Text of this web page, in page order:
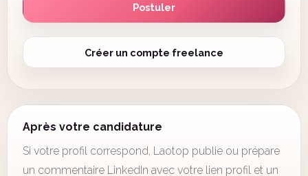
Postuler
Créer un compte freelance
Après votre candidature
Si votre profil correspond, Laotop publie ou prépare
un commentaire LinkedIn avec votre lien profil et un